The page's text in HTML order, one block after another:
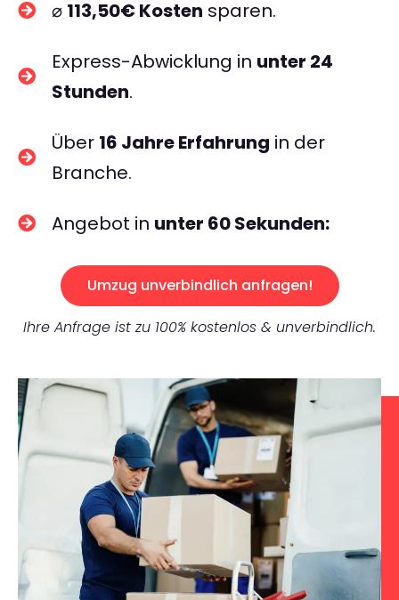
⌀ 113,50€ Kosten sparen.
Express-Abwicklung in unter 24
Stunden.
Über 16 Jahre Erfahrung in der
Branche.
Angebot in unter 60 Sekunden:
Umzug unverbindlich anfragen!
Ihre Anfrage ist zu 100% kostenlos & unverbindlich.